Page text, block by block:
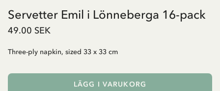
Servetter Emil i Lönneberga 16-pack
49.00 SEK
Three-ply napkin, sized 33 x 33 cm
LÄGG I VARUKORG